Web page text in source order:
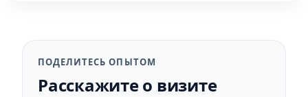
ПОДЕЛИТЕСЬ ОПЫТОМ
Расскажите о визите